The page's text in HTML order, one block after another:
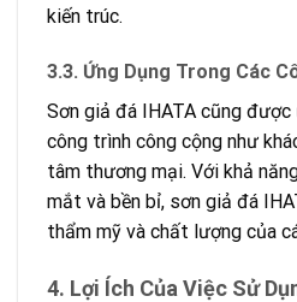
kiến trúc.
3.3. Ứng Dụng Trong Các
Sơn giả đá IHATA cũng
công trình công cộng như
tâm thương mại. Với khả
mắt và bền bỉ, sơn giả đá
thẩm mỹ và chất lượng của
4. Lợi Ích Của Việc Sử